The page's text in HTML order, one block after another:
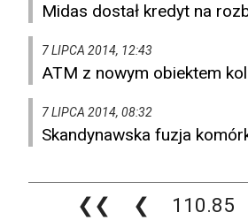
Midas dostał kredyt na
7 LIPCA 2014, 12:43
ATM z nowym obiektem
7 LIPCA 2014, 08:32
Skandynawska fuzja
❮❮ ❮ 110.85